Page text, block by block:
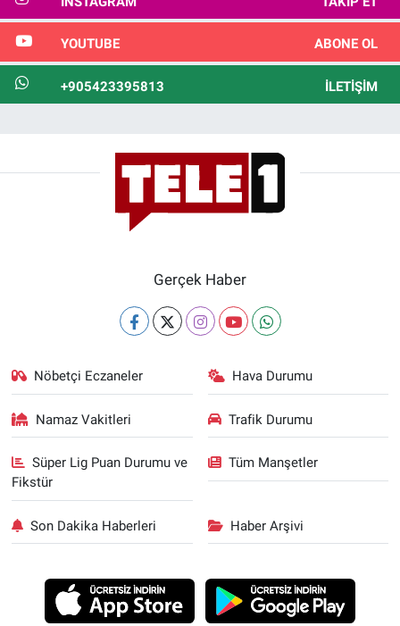
YOUTUBE ABONE OL
+905423395813 İLETIŞIM
Gerçek Haber
Nöbetçi Eczaneler Hava Durumu
Namaz Vakitleri Trafik Durumu
Süper Lig Puan Durumu ve
Fikstür
Tüm Manşetler
Son Dakika Haberleri Haber Arşivi